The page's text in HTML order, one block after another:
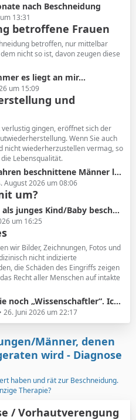
nach Beschneidung
13:31
betroffene Frauen
betroffen, nur mittelbar
nicht so ist, davon zeugen diese
es liegt an mir...
um 15:09
und
gingen, eröffnet sich der
Wenn Sie auch
nicht wiederherzustellen vermag, so
Lebensqualität.
leiden unter den Folgen. Und wollen ihre Vorhaut zurück. "
August 2026 um 08:06
um?
beschnittener noch an seine Vorhaut erinnern?
um 16:25
wir Bilder, Zeichnungen, Fotos und
nicht indizierte
die Schäden des Eingriffs zeigen
Recht aller Menschen auf intakte
Ich nenne sie geldgesteuerte Marionetten.
26. Juni 2026 um 22:17
Männer, denen
wird - Diagnose
haben und rät zur Beschneidung.
Therapie?
/ Vorhautverengung